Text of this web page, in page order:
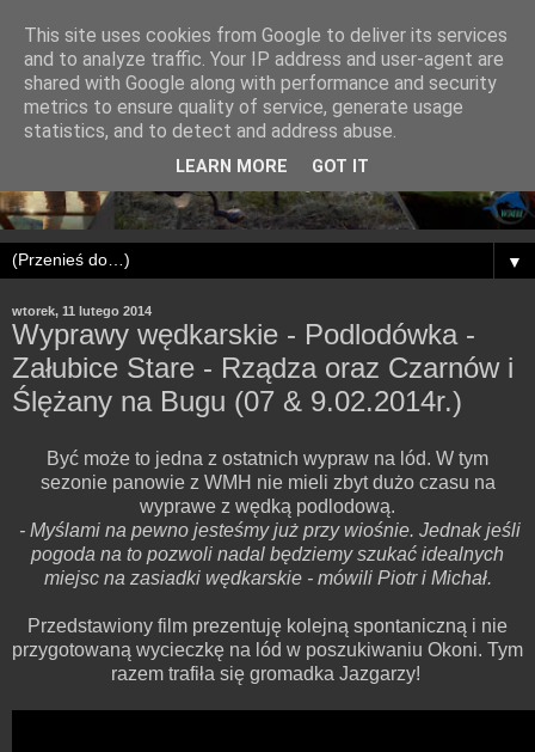
▼
wtorek, 11 lutego 2014
Wyprawy wędkarskie - Podlodówka -
Załubice Stare - Rządza oraz Czarnów i
Ślężany na Bugu (07 & 9.02.2014r.)
Być może to jedna z ostatnich wypraw na lód. W tym
sezonie panowie z WMH nie mieli zbyt dużo czasu na
wyprawe z wędką podlodową.
- Myślami na pewno jesteśmy już przy wiośnie. Jednak jeśli
pogoda na to pozwoli nadal będziemy szukać idealnych
miejsc na zasiadki wędkarskie - mówili Piotr i Michał.
Przedstawiony film prezentuję kolejną spontaniczną i nie
przygotowaną wycieczkę na lód w poszukiwaniu Okoni. Tym
razem trafiła się gromadka Jazgarzy!
This site uses cookies from Google to deliver its services
and to analyze traffic. Your IP address and user-agent are
shared with Google along with performance and security
metrics to ensure quality of service, generate usage
statistics, and to detect and address abuse.
LEARN MORE GOT IT